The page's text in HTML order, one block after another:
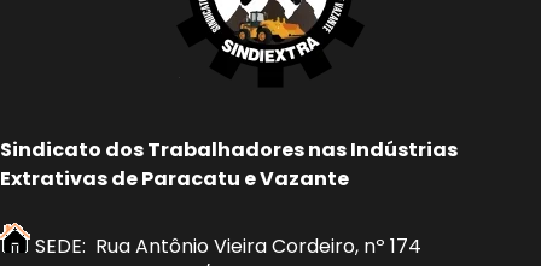
Sindicato dos Trabalhadores nas Indústrias
Extrativas de Paracatu e Vazante
SEDE: Rua Antônio Vieira Cordeiro, nº 174